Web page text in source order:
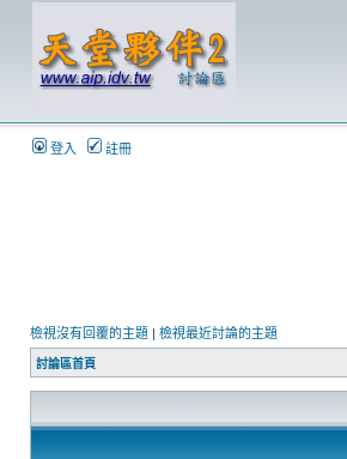
登入 註冊
檢視沒有回覆的主題 | 檢視最近討論的主題
討論區首頁